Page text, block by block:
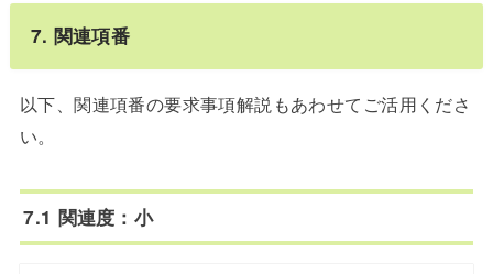
7. 関連項番
以下、関連項番の要求事項解説もあわせてご活用くださ
い。
7.1 関連度：小